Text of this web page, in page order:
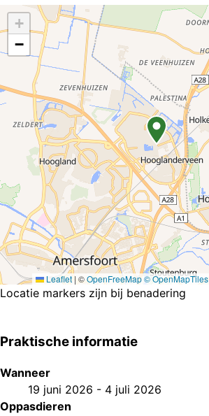
+
−
Leaflet | ©OpenFreeMap© OpenMapTiles
Locatie markers zijn bij benadering
Praktische informatie
Wanneer
19 juni 2026 - 4 juli 2026
Oppasdieren